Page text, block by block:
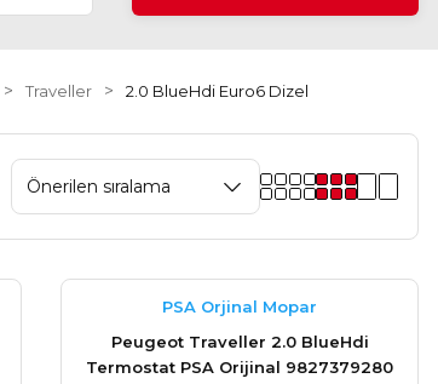
Traveller 2.0 BlueHdi Euro6 Dizel
PSA Orjinal Mopar
Peugeot Traveller 2.0 BlueHdi
Termostat PSA Orijinal 9827379280